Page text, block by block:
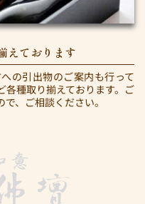
えております
の引出物のご案内も行って
各種取り揃えております。ご
、ご相談ください。